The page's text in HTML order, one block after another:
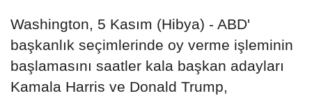
Washington, 5 Kasım (Hibya) - ABD'
başkanlık seçimlerinde oy verme işleminin
başlamasını saatler kala başkan adayları
Kamala Harris ve Donald Trump,